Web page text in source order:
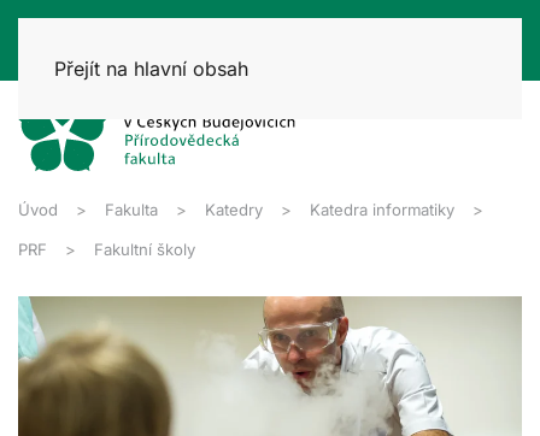
Přejít na hlavní obsah
Úvod Fakulta Katedry Katedra informatiky
PRF Fakultní školy